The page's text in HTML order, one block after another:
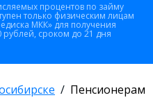
процентов по займу
только физическим лицам
МКК» для получения
рублей, сроком до 21 дня
Пенсионерам